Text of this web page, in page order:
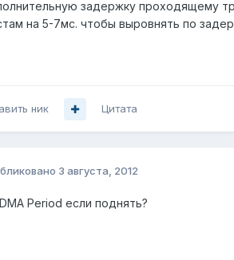
задержку проходящему
на 5-7мс. чтобы выровнять по
ник Цитата
3 августа, 2012
Period если поднять?